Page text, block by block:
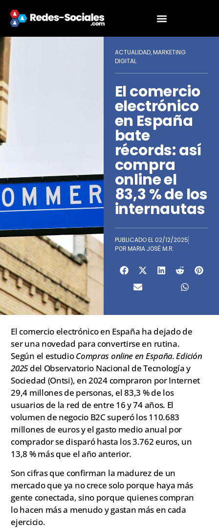
ACTUALIDAD, MARKETING
DIGITAL
El comercio
electrónico
en España
bate
récords: así
compra
online el
83,3 % de los
internautas
PUBLICADO EL 02/12/2025
POR MARIA JOSÉ M.R.
El comercio electrónico en España ha dejado de
ser una novedad para convertirse en rutina.
Según el estudioCompras online en España. Edición
2025 del Observatorio Nacional de Tecnología y
Sociedad (Ontsi), en 2024 compraron por Internet
29,4 millones de personas, el 83,3 % de los
usuarios de la red de entre 16 y 74 años. El
volumen de negocio B2C superó los 110.683
millones de euros y el gasto medio anual por
comprador se disparó hasta los 3.762 euros, un
13,8 % más que el año anterior.
Son cifras que confirman la madurez de un
mercado que ya no crece solo porque haya más
gente conectada, sino porque quienes compran
lo hacen más a menudo y gastan más en cada
ejercicio.